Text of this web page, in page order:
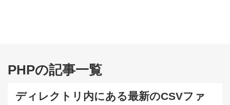
PHPの記事一覧
ディレクトリ内にある最新のCSVファ